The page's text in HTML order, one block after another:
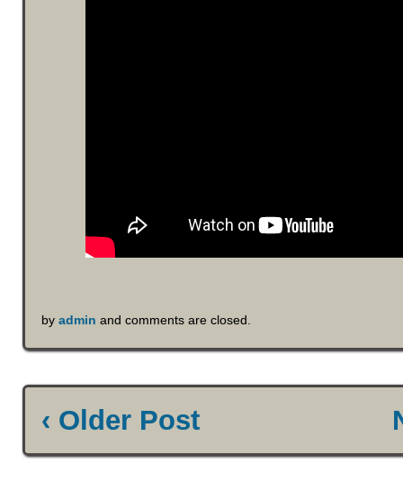
byadmin and comments are closed.
‹ Older Post